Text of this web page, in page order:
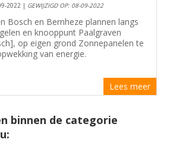
2022 | GEWIJZIGD OP: 08-09-2022
Bosch en Bernheze plannen langs
en knooppunt Paalgraven
op eigen grond Zonnepanelen te
van energie.
Lees meer
binnen de categorie